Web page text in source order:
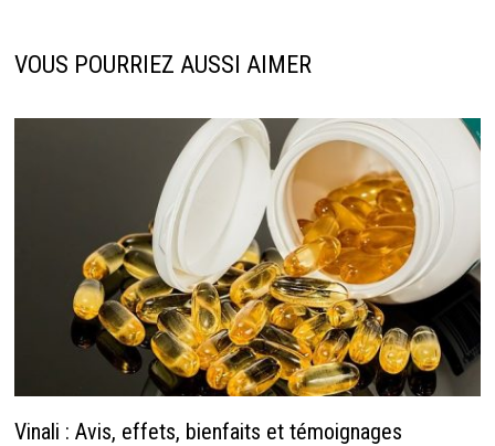
VOUS POURRIEZ AUSSI AIMER
Vinali : Avis, effets, bienfaits et témoignages